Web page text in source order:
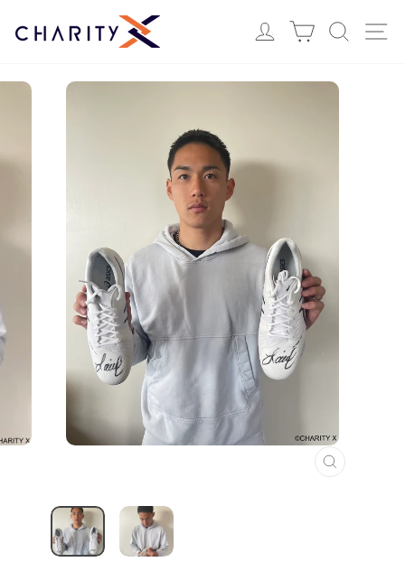
キ
Login カート 検索
閉